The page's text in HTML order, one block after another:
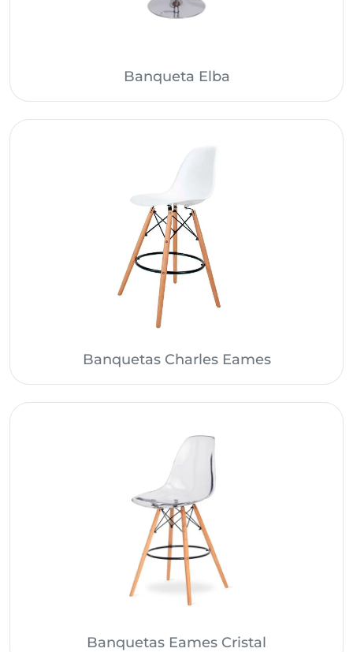
Banqueta Elba
Banquetas Charles Eames
Banquetas Eames Cristal